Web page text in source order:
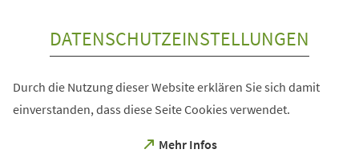
DATENSCHUTZEINSTELLUNGEN
Durch die Nutzung dieser Website erklären Sie sich damit
einverstanden, dass diese Seite Cookies verwendet.
Mehr Infos
(Öffnet